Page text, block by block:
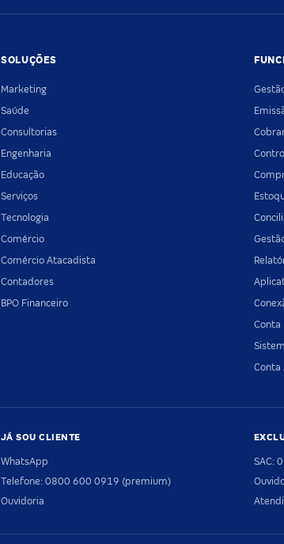
SOLUÇÕES
Marketing
Saúde
Consultorias
Engenharia
Educação
Serviços
Tecnologia
Comércio
Comércio Atacadista
Contadores
BPO Financeiro
Conta
Conta
JÁ SOU CLIENTE
WhatsApp
Telefone: 0800 600 0919 (premium)
Ouvidoria
SAC: